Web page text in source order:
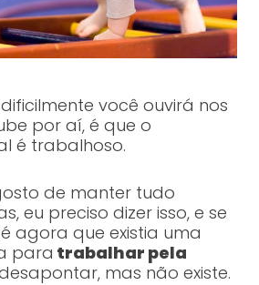
você ouvirá nos
por aí, é que o
é trabalhoso.
de manter tudo
eu preciso dizer isso, e se
agora que existia uma
para trabalhar pela
mas não existe.